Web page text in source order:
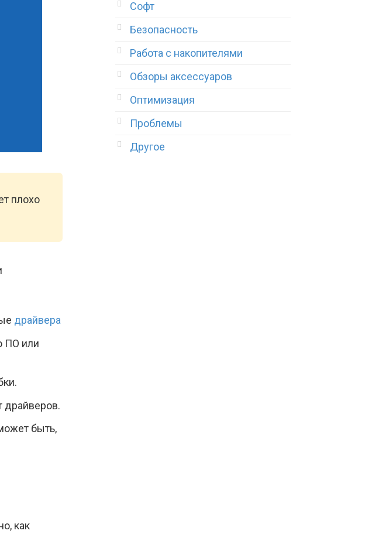
плохо
драйвера
ПО или
драйверов.
быть,
как
Софт
Безопасность
Работа с накопителями
Обзоры аксессуаров
Оптимизация
Проблемы
Другое